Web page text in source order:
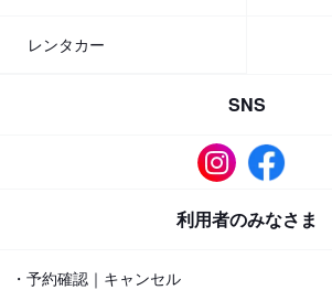
レンタカー
SNS
利用者のみなさま
・予約確認｜キャンセル